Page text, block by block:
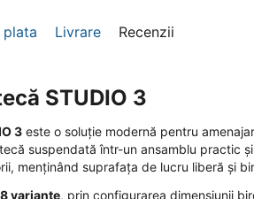
Livrare Recenzii
STUDIO 3
3 este o soluție modernă pentru
suspendată într-un ansamblu practic
menținând suprafața de lucru liberă și
variante, prin configurarea dimensiunii